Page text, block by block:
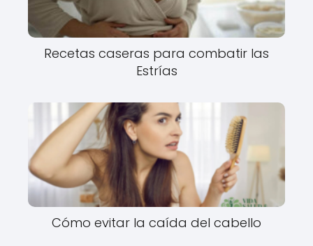
Recetas caseras para combatir las
Estrías
Cómo evitar la caída del cabello